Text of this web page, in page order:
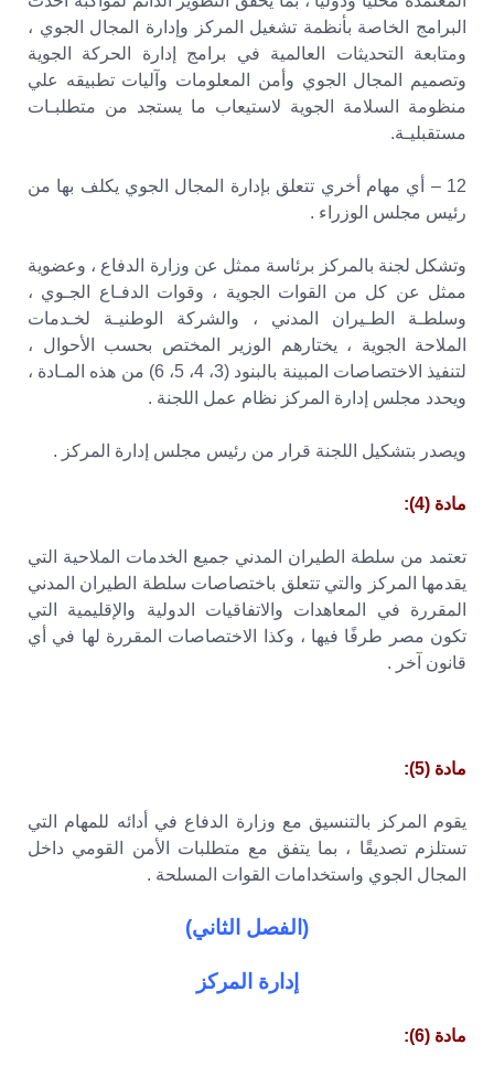
البرامج الخاصة بأنظمة تشغيل المركز وإدارة المجال الجوي ،
ومتابعة التحديثات العالمية في برامج إدارة الحركة الجوية
وتصميم المجال الجوي وأمن المعلومات وآليات تطبيقه علي
منظومة السلامة الجوية لاستيعاب ما يستجد من متطلبـات
مستقبليـة.
12 – أي مهام أخري تتعلق بإدارة المجال الجوي يكلف بها من
رئيس مجلس الوزراء .
وتشكل لجنة بالمركز برئاسة ممثل عن وزارة الدفاع ، وعضوية
ممثل عن كل من القوات الجوية ، وقوات الدفـاع الجـوي ،
وسلطـة الطـيران المدني ، والشركة الوطنيـة لخـدمات
الملاحة الجوية ، يختارهم الوزير المختص بحسب الأحوال ،
لتنفيذ الاختصاصات المبينة بالبنود (3، 4، 5، 6) من هذه المـادة ،
ويحدد مجلس إدارة المركز نظام عمل اللجنة .
ويصدر بتشكيل اللجنة قرار من رئيس مجلس إدارة المركز .
مادة (4):
تعتمد من سلطة الطيران المدني جميع الخدمات الملاحية التي
يقدمها المركز والتي تتعلق باختصاصات سلطة الطيران المدني
المقررة في المعاهدات والاتفاقيات الدولية والإقليمية التي
تكون مصر طرفًا فيها ، وكذا الاختصاصات المقررة لها في أي
قانون آخر .
مادة (5):
يقوم المركز بالتنسيق مع وزارة الدفاع في أدائه للمهام التي
تستلزم تصديقًا ، بما يتفق مع متطلبات الأمن القومي داخل
المجال الجوي واستخدامات القوات المسلحة .
(الفصل الثاني)
إدارة المركز
مادة (6):